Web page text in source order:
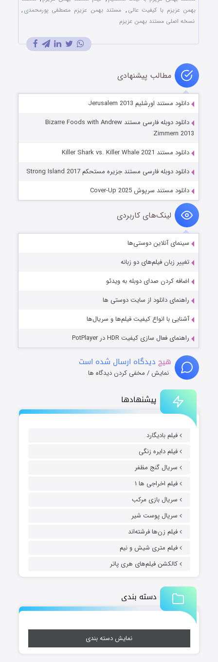
پیشنهادها
فیلم بادیگارد
فیلم دایره زنگی
سریال گنج مظفر
فیلم اخراجی ها ۱
سریال بازی مرکب
سریال پوست شیر
فیلم زن‌ها فرشته‌اند
فیلم متری شیش و نیم
کالکشن فیلم‌های هری پاتر
دسته بندی
نمایش دسته بندی
بهمن عزیزم با کیفیت عالی , مستند بهمن عزیزم مصطفی پورمحمدی ,
نسخه اصلی مستند بهمن عزیزم
مطالب پیشنهادی
دانلود مستند اورشلیم Jerusalem 2013
دانلود دوبله فارسی مستند Bizarre Foods with Andrew
Zimmern 2013
دانلود مستند Killer Shark vs. Killer Whale 2021
دانلود دوبله فارسی مستند جزیره مستحکم Strong Island 2017
دانلود مستند سرپوش Cover-Up 2025
لینک‌های کاربردی
سینمای آنلاین دوستی‌ها
تغییر زبان فیلم‌های دو زبانه
اضافه کردن صدای دوبله به ویدئو
راهنمای دانلود از سایت دوستی ها
آشنایی با انواع کیفیت فیلم‌ها و سریال‌ها
راهنمای فعال سازی کیفیت HDR در PotPlayer
هیچ دیدگاه ارسال شده است
نمایش / مخفی کردن دیدگاه ها